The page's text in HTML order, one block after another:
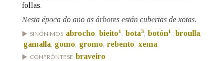
OUTRAS OPCIÓNS DE BUSCA
Marcas gramaticais
follas.
Nesta época do ano as árbores están cubertas de xotas.
SINÓNIMOS abrocho, bieito1, bota3, botón1, broulla,
gamalla, gomo, gromo, rebento, xema
CONFRÓNTESE braveiro